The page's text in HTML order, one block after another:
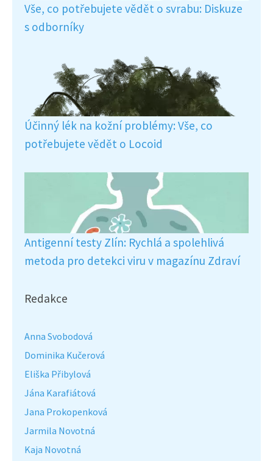
Vše, co potřebujete vědět o svrabu: Diskuze
s odborníky
Účinný lék na kožní problémy: Vše, co
potřebujete vědět o Locoid
Antigenní testy Zlín: Rychlá a spolehlivá
metoda pro detekci viru v magazínu Zdraví
Redakce
Anna Svobodová
Dominika Kučerová
Eliška Přibylová
Jána Karafiátová
Jana Prokopenková
Jarmila Novotná
Kaja Novotná